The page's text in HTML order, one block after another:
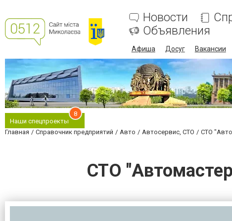
Новости
Объявления
Афиша Досуг Вакансии
Наши спецпроекты
8
Главная Справочник предприятий Авто Автосервис, СТО СТО
СТО